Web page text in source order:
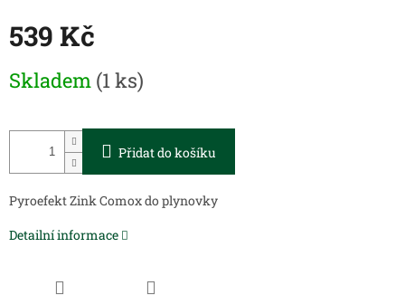
539 Kč
cena:
Skladem (1 ks)
Přidat do košíku
Pyroefekt Zink Comox do plynovky
Detailní informace